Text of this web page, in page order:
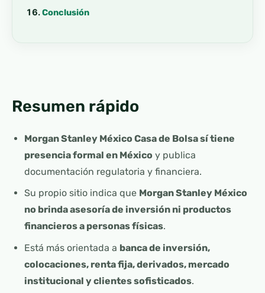
Conclusión
Resumen rápido
Morgan Stanley México Casa de Bolsa sí tiene
presencia formal en México y publica
documentación regulatoria y financiera.
Su propio sitio indica que Morgan Stanley México
no brinda asesoría de inversión ni productos
financieros a personas físicas.
Está más orientada a banca de inversión,
colocaciones, renta fija, derivados, mercado
institucional y clientes sofisticados.